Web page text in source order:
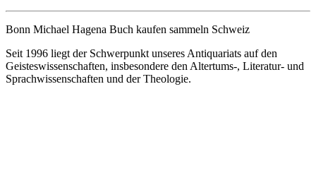
Bonn Michael Hagena Buch kaufen sammeln Schweiz
Seit 1996 liegt der Schwerpunkt unseres Antiquariats auf den
Geisteswissenschaften, insbesondere den Altertums-, Literatur- und
Sprachwissenschaften und der Theologie.